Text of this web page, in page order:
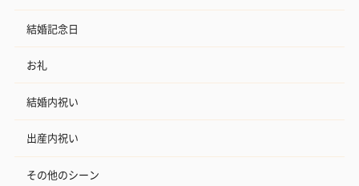
結婚記念日
お礼
結婚内祝い
出産内祝い
その他のシーン